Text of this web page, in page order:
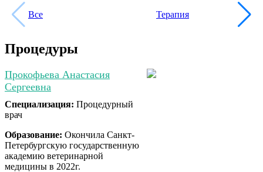
Все Терапия
Процедуры
Прокофьева Анастасия
Сергеевна
Специализация: Процедурный
врач
Образование: Окончила Санкт-
Петербургскую государственную
академию ветеринарной
медицины в 2022г.